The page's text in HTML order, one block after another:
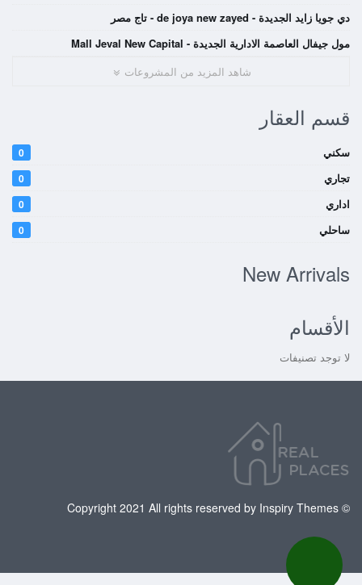
دي جويا زايد الجديدة - de joya new zayed - تاج مصر
مول جيفال العاصمة الادارية الجديدة - Mall Jeval New Capital
شاهد المزيد من المشروعات
قسم العقار
سكني 0
تجاري 0
اداري 0
ساحلي 0
New Arrivals
الأقسام
لا توجد تصنيفات
© Copyright 2021 All rights reserved by Inspiry Themes